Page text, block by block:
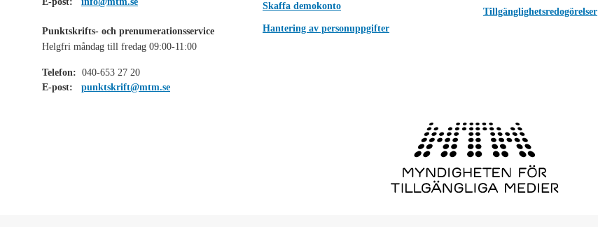
Punktskrifts- och prenumerationsservice
Helgfri måndag till fredag 09:00-11:00
Telefon: 040-653 27 20
E-post:
punktskrift@mtm.se
Skaffa demokonto
Hantering av personuppgifter
Tillgänglighetsredogörelser